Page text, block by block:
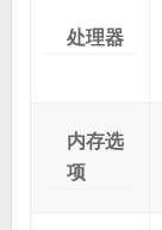
处理器
内存选
项